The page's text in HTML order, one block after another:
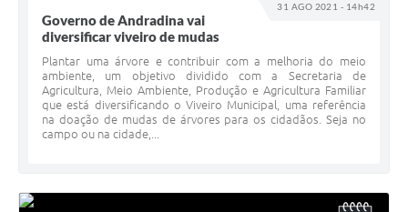
31 AGO 2021 - 14h42
Governo de Andradina vai
diversificar viveiro de mudas
Plantar uma árvore e contribuir com a melhoria do meio
ambiente, um objetivo dividido com a Secretaria de
Agricultura, Meio Ambiente, Produção e Agricultura Familiar
que está diversificando o Viveiro Municipal, uma referência
na doação de mudas de árvores para os cidadãos. Seja no
campo ou na cidade,...